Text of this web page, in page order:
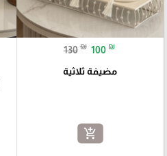
130 ₪ 100 ₪
مضيفة ثلاثية
add_shopping_cart